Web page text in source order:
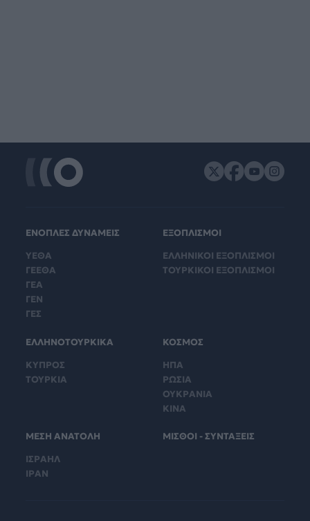
ΕΝΟΠΛΕΣ ΔΥΝΑΜΕΙΣ
ΥΕΘΑ
ΓΕΕΘΑ
ΓΕΑ
ΓΕΝ
ΓΕΣ
ΕΞΟΠΛΙΣΜΟΙ
ΕΛΛΗΝΙΚΟΙ ΕΞΟΠΛΙΣΜΟΙ
ΤΟΥΡΚΙΚΟΙ ΕΞΟΠΛΙΣΜΟΙ
ΕΛΛΗΝΟΤΟΥΡΚΙΚΑ
ΚΥΠΡΟΣ
ΤΟΥΡΚΙΑ
ΚΟΣΜΟΣ
ΗΠΑ
ΡΩΣΙΑ
ΟΥΚΡΑΝΙΑ
ΚΙΝΑ
ΜΕΣΗ ΑΝΑΤΟΛΗ
ΙΣΡΑΗΛ
ΙΡΑΝ
ΜΙΣΘΟΙ - ΣΥΝΤΑΞΕΙΣ